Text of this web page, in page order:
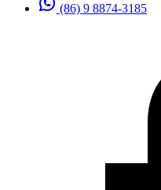
(86) 9 8874-3185